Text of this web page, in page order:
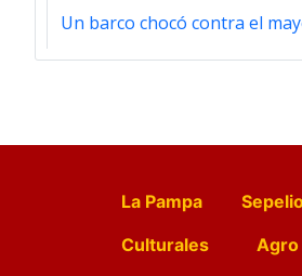
Un barco chocó contra el
La Pampa
Culturales
Agro